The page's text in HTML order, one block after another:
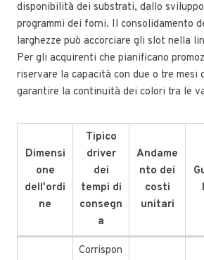
disponibilità dei substrati, dallo
programmi dei forni. Il consolidamento
larghezze può accorciare gli slot nella
Per gli acquirenti che pianificano
riservare la capacità con due o tre mesi
garantire la continuità dei colori tra le
Dimensi
one
dell'ordi
ne
Tipico
driver
dei
tempi di
consegn
a
Andame
nto dei
costi
unitari
Corrispon